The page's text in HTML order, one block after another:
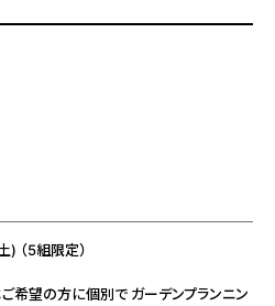
（5組限定）
希望の方に個別で ガーデンプランニン